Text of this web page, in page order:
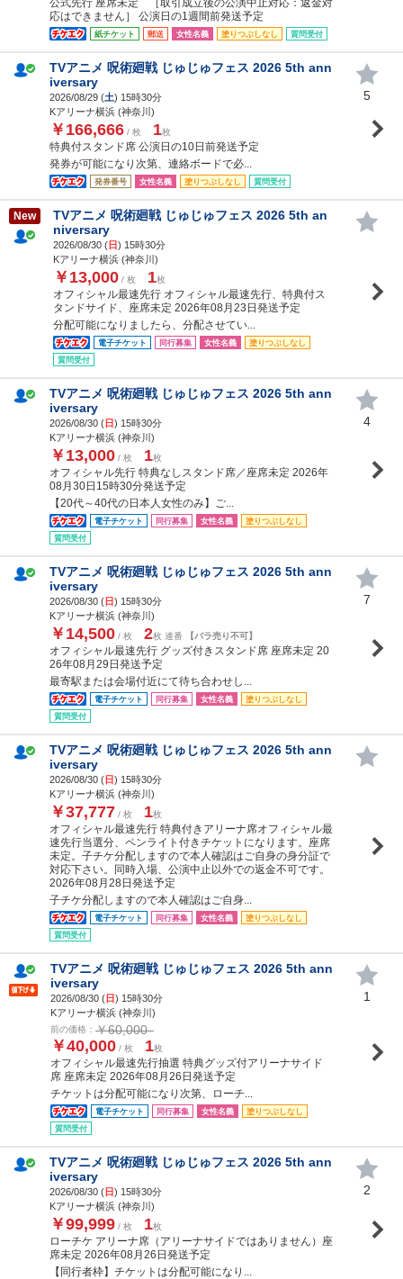
公式先行 座席未定 ［取引成立後の公演中止対応：返金対
応はできません］ 公演日の1週間前発送予定
紙チケット 郵送 女性名義 塗りつぶしなし 質問受付
TVアニメ 呪術廻戦 じゅじゅフェス 2026 5th ann
iversary
2026/08/29 (土) 15時30分
Kアリーナ横浜 (神奈川)
￥166,666 / 枚 1枚
特典付スタンド席 公演日の10日前発送予定
発券が可能になり次第、連絡ボードで必...
発券番号 女性名義 塗りつぶしなし 質問受付
5
New
TVアニメ 呪術廻戦 じゅじゅフェス 2026 5th an
niversary
2026/08/30 (日) 15時30分
Kアリーナ横浜 (神奈川)
￥13,000 / 枚 1枚
オフィシャル最速先行 オフィシャル最速先行、特典付ス
タンドサイド、座席未定 2026年08月23日発送予定
分配可能になりましたら、分配させてい...
電子チケット 同行募集 女性名義
塗りつぶしなし
質問受付
TVアニメ 呪術廻戦 じゅじゅフェス 2026 5th ann
iversary
2026/08/30 (日) 15時30分
Kアリーナ横浜 (神奈川)
￥13,000 / 枚 1枚
オフィシャル先行 特典なしスタンド席／座席未定 2026年
08月30日15時30分発送予定
【20代～40代の日本人女性のみ】ご...
電子チケット 同行募集 女性名義
塗りつぶしなし
質問受付
4
TVアニメ 呪術廻戦 じゅじゅフェス 2026 5th ann
iversary
2026/08/30 (日) 15時30分
Kアリーナ横浜 (神奈川)
￥14,500 / 枚 2枚 連番 【バラ売り不可】
オフィシャル最速先行 グッズ付きスタンド席 座席未定 20
26年08月29日発送予定
最寄駅または会場付近にて待ち合わせし...
電子チケット 同行募集 女性名義
塗りつぶしなし
質問受付
7
TVアニメ 呪術廻戦 じゅじゅフェス 2026 5th ann
iversary
2026/08/30 (日) 15時30分
Kアリーナ横浜 (神奈川)
￥37,777 / 枚 1枚
オフィシャル最速先行 特典付きアリーナ席オフィシャル最
速先行当選分、ペンライト付きチケットになります。座席
未定。子チケ分配しますので本人確認はご自身の身分証で
対応下さい。同時入場、公演中止以外での返金不可です。
2026年08月28日発送予定
子チケ分配しますので本人確認はご自身...
電子チケット 同行募集 女性名義
塗りつぶしなし
質問受付
TVアニメ 呪術廻戦 じゅじゅフェス 2026 5th ann
iversary
2026/08/30 (日) 15時30分
Kアリーナ横浜 (神奈川)
前の価格： ￥60,000
￥40,000 / 枚 1枚
オフィシャル最速先行抽選 特典グッズ付アリーナサイド
席 座席未定 2026年08月26日発送予定
チケットは分配可能になり次第、ローチ...
電子チケット 同行募集 女性名義
塗りつぶしなし
質問受付
1
TVアニメ 呪術廻戦 じゅじゅフェス 2026 5th ann
iversary
2026/08/30 (日) 15時30分
Kアリーナ横浜 (神奈川)
￥99,999 / 枚 1枚
ローチケ アリーナ席（アリーナサイドではありません）座
席未定 2026年08月26日発送予定
【同行者枠】チケットは分配可能になり...
2